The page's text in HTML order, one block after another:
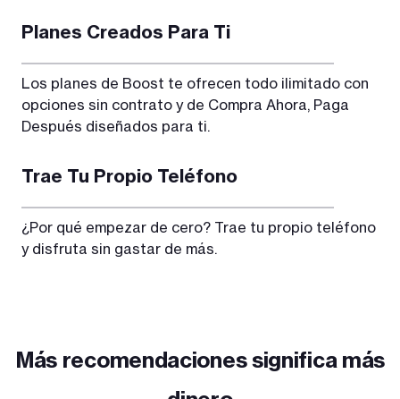
Planes Creados Para Ti
Los planes de Boost te ofrecen todo ilimitado con
opciones sin contrato y de Compra Ahora, Paga
Después diseñados para ti.
Trae Tu Propio Teléfono
¿Por qué empezar de cero? Trae tu propio teléfono
y disfruta sin gastar de más.
Más recomendaciones significa más